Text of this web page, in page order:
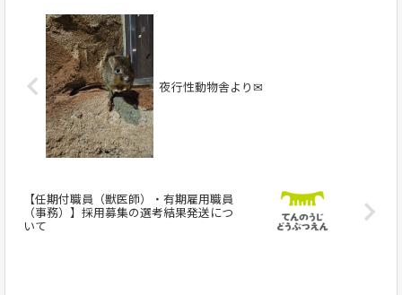
夜行性動物舎より✉
【任期付職員（獣医師）・有期雇用職員
（事務）】採用募集の選考結果発送につ
いて